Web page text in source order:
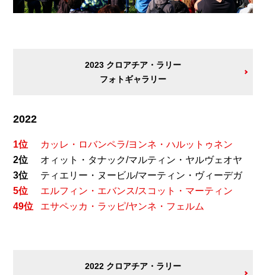
2023 クロアチア・ラリー
フォトギャラリー
2022
1位
カッレ・ロバンペラ/ヨンネ・ハルットゥネン
2位
オィット・タナック/マルティン・ヤルヴェオヤ
3位
ティエリー・ヌービル/マーティン・ヴィーデガ
5位
エルフィン・エバンス/スコット・マーティン
49位
エサペッカ・ラッピ/ヤンネ・フェルム
2022 クロアチア・ラリー